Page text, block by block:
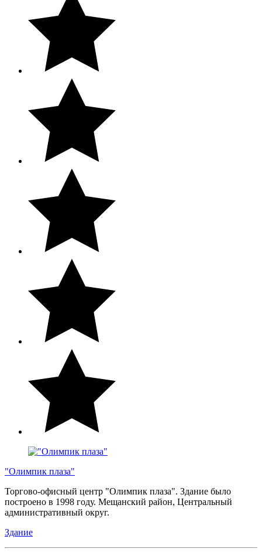
"Олимпик плаза"
Торгово-офисный центр "Олимпик плаза". Здание было
построено в 1998 году. Мещанский район, Центральный
административный округ.
Здание